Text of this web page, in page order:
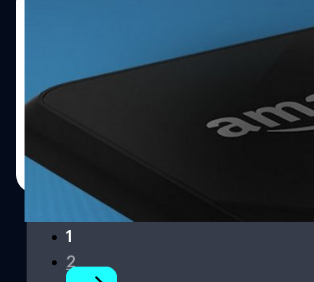
คาดว่า AT&T จะเป็นเครือข่ายแรกในอเมริกาที่
ให้บริการ smartphone ตัวแรกของ Amazon
ที่จะเปิดตัวพรุ่งนี้แล้ว
โทรศัพท์ smartphone ตัวแรกของ Amazon ที่กำลังจะเปิดตัว
วันพรุ่งนี้ คาดว่าจะได้วางขายในสหรัฐอเมริกากับเครือข่าย
DHANES KAEWMANEE
Read More
1
2